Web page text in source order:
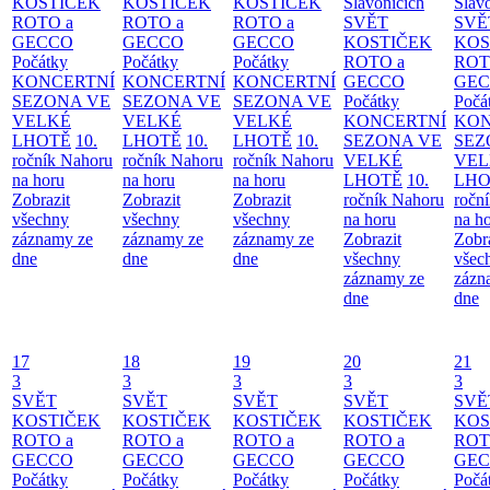
ROTO a
GECCO
Počátky
KONCERTNÍ
SEZONA VE
VELKÉ
LHOTĚ 10.
ročník Nahoru
na horu
Zobrazit
všechny
záznamy ze
dne
ROTO a
GECCO
Počátky
KONCERTNÍ
SEZONA VE
VELKÉ
LHOTĚ 10.
ročník Nahoru
na horu
Zobrazit
všechny
záznamy ze
dne
ROTO a
GECCO
Počátky
KONCERTNÍ
SEZONA VE
VELKÉ
LHOTĚ 10.
ročník Nahoru
na horu
Zobrazit
všechny
záznamy ze
dne
SVĚT
KOSTIČEK
ROTO a
GECCO
Počátky
KONCERTNÍ
SEZONA VE
VELKÉ
LHOTĚ 10.
ročník Nahoru
na horu
Zobrazit
všechny
záznamy ze
dne
na
dne
17
3
SVĚT
KOSTIČEK
ROTO a
GECCO
Počátky
18
3
SVĚT
KOSTIČEK
ROTO a
GECCO
Počátky
19
3
SVĚT
KOSTIČEK
ROTO a
GECCO
Počátky
20
3
SVĚT
KOSTIČEK
ROTO a
GECCO
Počátky
21
3